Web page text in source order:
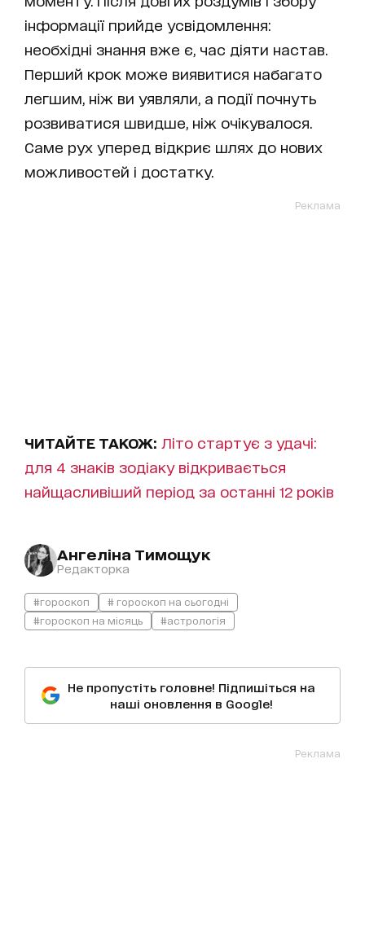
інформації прийде усвідомлення:
необхідні знання вже є, час діяти настав.
Перший крок може виявитися набагато
легшим, ніж ви уявляли, а події почнуть
розвиватися швидше, ніж очікувалося.
Саме рух уперед відкриє шлях до нових
можливостей і достатку.
Реклама
ЧИТАЙТЕ ТАКОЖ: Літо стартує з удачі:
для 4 знаків зодіаку відкривається
найщасливіший період за останні 12 років
Ангеліна Тимощук
Редакторка
#гороскоп
# гороскоп на сьогодні
#гороскоп на місяць
#астрологія
Не пропустіть головне! Підпишіться на
наші оновлення в Google!
Реклама